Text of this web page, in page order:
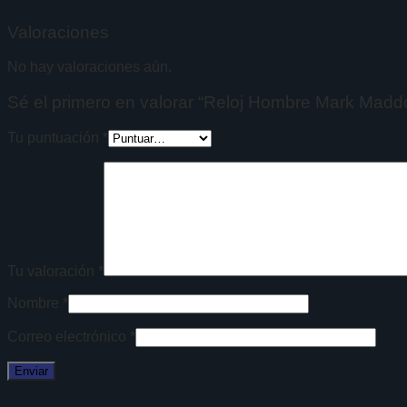
Valoraciones
No hay valoraciones aún.
Sé el primero en valorar “Reloj Hombre Mark
Tu puntuación *
Tu valoración *
Nombre *
Correo electrónico *